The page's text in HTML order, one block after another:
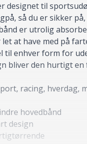
designet til
så du er sikker
er utrolig
at have med på
til enhver form for
bliver den hurtigt en
racing, hverdag,
hovedbånd
design